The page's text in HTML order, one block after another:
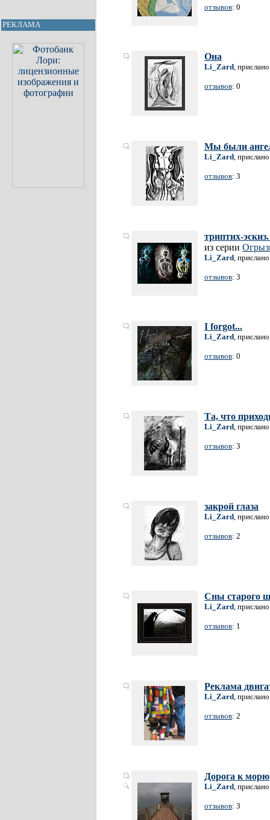
РЕКЛАМА
отзывов: 0
Она
Li_Zard,
отзывов: 0
Мы были
Li_Zard,
отзывов: 3
триптих-
из серии
Li_Zard,
отзывов: 3
I forgot...
Li_Zard,
отзывов: 0
Та, что
Li_Zard,
отзывов: 3
закрой глаза
Li_Zard,
отзывов: 2
Сны старого
Li_Zard,
отзывов: 1
Реклама
Li_Zard,
отзывов: 2
Дорога к морю
Li_Zard,
отзывов: 3